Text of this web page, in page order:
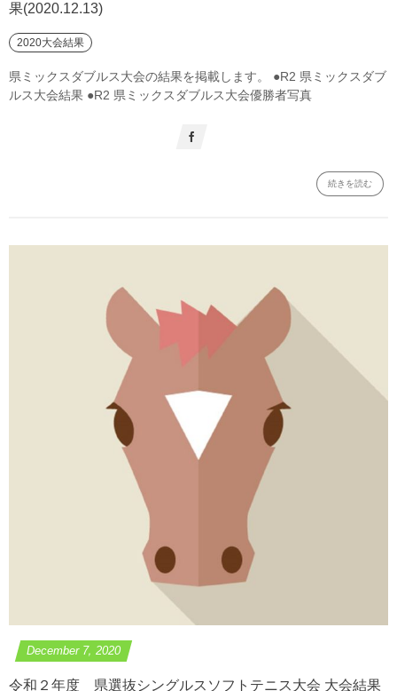
果(2020.12.13)
2020大会結果
県ミックスダブルス大会の結果を掲載します。 ●R2 県ミックスダブ
ルス大会結果 ●R2 県ミックスダブルス大会優勝者写真
続きを読む
December 7,2020
令和２年度 県選抜シングルスソフトテニス大会 大会結果